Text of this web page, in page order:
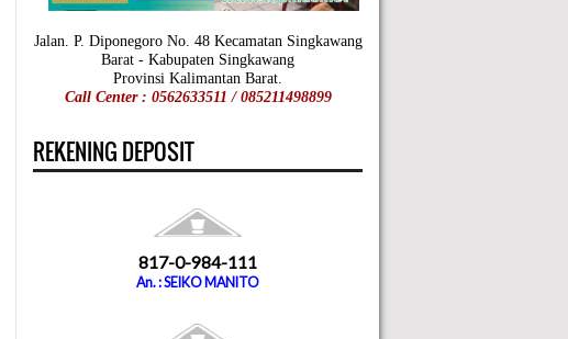
Jalan. P. Diponegoro No. 48 Kecamatan Singkawang
Barat - Kabupaten Singkawang
Provinsi Kalimantan Barat.
Call Center : 0562633511 / 085211498899
REKENING DEPOSIT
817-0-984-111
An. : SEIKO MANITO